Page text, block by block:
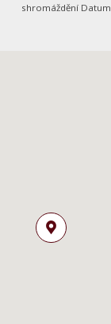
shromáždění